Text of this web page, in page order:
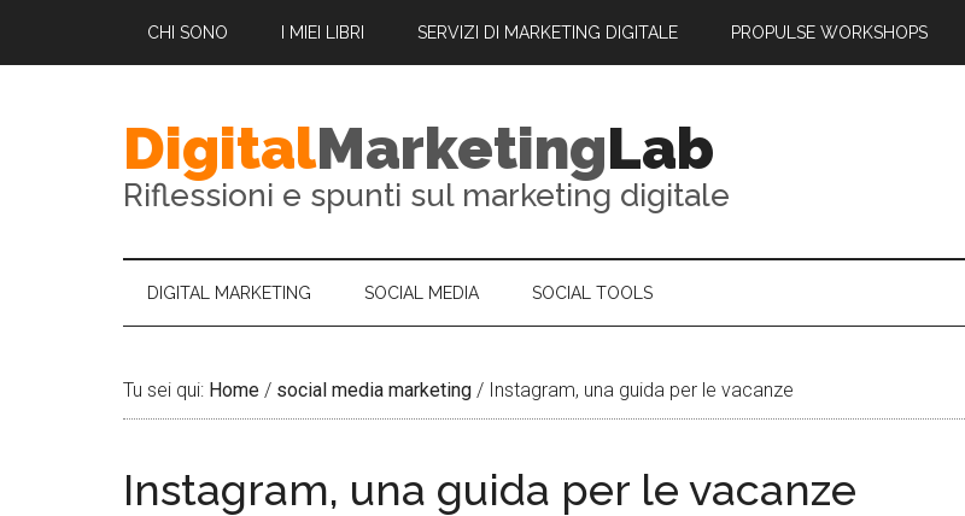
CHI SONO I MIEI LIBRI SERVIZI DI MARKETING DIGITALE PROPULSE WORKSHOPS
DigitalMarketingLab
Riflessioni e spunti sul marketing digitale
DIGITAL MARKETING SOCIAL MEDIA SOCIAL TOOLS
Tu sei qui: Home / social media marketing / Instagram, una guida per le vacanze
Instagram, una guida per le vacanze